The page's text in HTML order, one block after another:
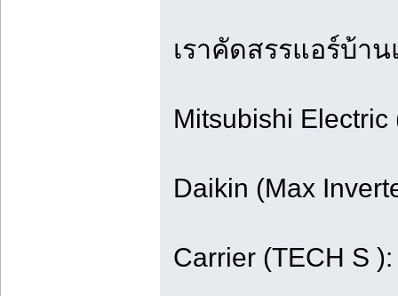
เราคัดสรรแอร์บ้า
Mitsubishi
Daikin (Max
Carrier (TECH S